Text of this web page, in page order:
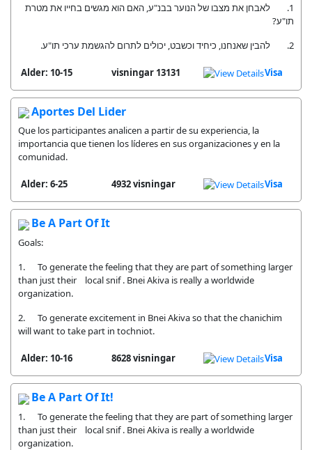
1. לאבחן את מצבו של הנוער בבנ"ע, האם הוא מגשים בחייו את מטרת
תו"ע?
2. להבין שאנחנו, כיחיד וכשבט, יכולים לתרום להגשמת ערכי תו"ע.
Alder: 10-15 13131 visningar Visa
Aportes Del Lider
Que los participantes analicen a partir de su experiencia, la
importancia que tienen los líderes en sus organizaciones y en la
comunidad.
Alder: 6-25 4932 visningar Visa
Be A Part Of It
Goals:
1. To generate the feeling that they are part of something larger
than just their local snif . Bnei Akiva is really a worldwide
organization.
2. To generate excitement in Bnei Akiva so that the chanichim
will want to take part in tochniot.
Alder: 10-16 8628 visningar Visa
Be A Part Of It!
1. To generate the feeling that they are part of something larger
than just their local snif . Bnei Akiva is really a worldwide
organization.